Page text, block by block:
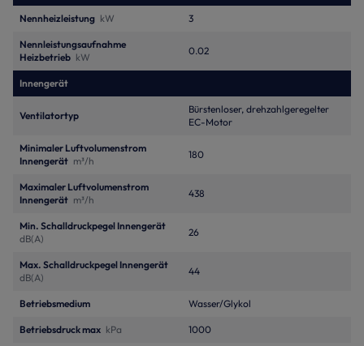
Nennheizleistung kW 3
Nennleistungsaufnahme
Heizbetrieb kW
0.02
Innengerät
Ventilatortyp
Bürstenloser, drehzahlgeregelter
EC-Motor
Minimaler Luftvolumenstrom
Innengerät m³/h
180
Maximaler Luftvolumenstrom
Innengerät m³/h
438
Min. Schalldruckpegel Innengerät
dB(A)
26
Max. Schalldruckpegel Innengerät
dB(A)
44
Betriebsmedium Wasser/Glykol
Betriebsdruck max kPa 1000